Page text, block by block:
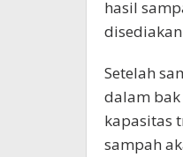
hasil
disediakan
Setelah
dalam
kapasitas
sampah